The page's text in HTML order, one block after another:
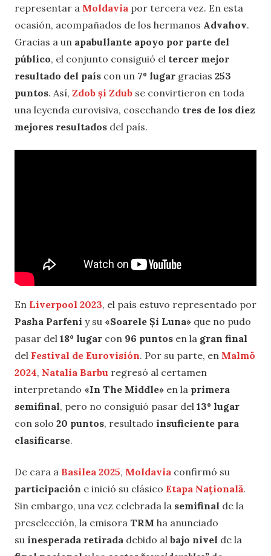
representar a Moldavia por tercera vez. En esta
ocasión, acompañados de los hermanos Advahov.
Gracias a un apabullante apoyo por parte del
público, el conjunto consiguió el tercer mejor
resultado del país con un 7º lugar gracias 253
puntos. Así, Zdob și Zdub se convirtieron en toda
una leyenda eurovisiva, cosechando tres de los diez
mejores resultados del país.
En Liverpool 2023, el país estuvo representado por
Pasha Parfeni y su «Soarele Și Luna» que no pudo
pasar del 18º lugar con 96 puntos en la gran final
del Festival de Eurovisión. Por su parte, en Malmö
2024, Natalia Barbu regresó al certamen
interpretando «In The Middle» en la primera
semifinal, pero no consiguió pasar del 13º lugar
con solo 20 puntos, resultado insuficiente para
clasificarse.
De cara a Basilea 2025, Moldavia confirmó su
participación e inició su clásico Etapa Națională.
Sin embargo, una vez celebrada la semifinal de la
preselección, la emisora TRM ha anunciado
su inesperada retirada debido al bajo nivel de la